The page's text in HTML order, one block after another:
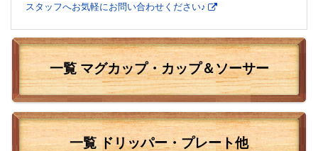
スタッフへお気軽にお問い合わせください♪
一覧 マグカップ・カップ＆ソーサー
一覧ドリッパー・プレート他